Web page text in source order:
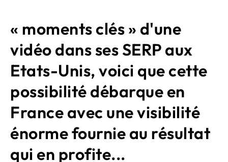
« moments clés » d'une
vidéo dans ses SERP aux
Etats-Unis, voici que cette
possibilité débarque en
France avec une visibilité
énorme fournie au résultat
qui en profite...